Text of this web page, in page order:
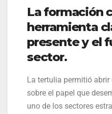
La formación
herramienta
presente y el
sector.
La tertulia permitió
sobre el papel que
uno de los sectores